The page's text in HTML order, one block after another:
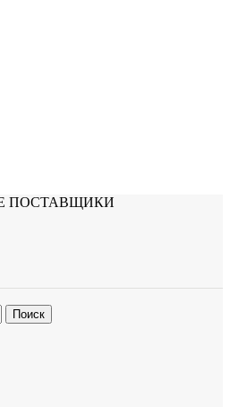
ПОСТАВЩИКИ
Поиск